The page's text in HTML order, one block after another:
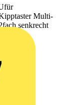
Multi-
senkrecht